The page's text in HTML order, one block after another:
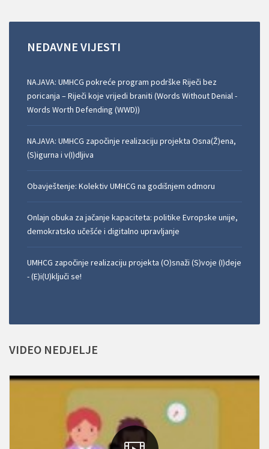
NEDAVNE VIJESTI
NAJAVA: UMHCG pokreće program podrške Riječi bez
poricanja – Riječi koje vrijedi braniti (Words Without Denial -
Words Worth Defending (WWD))
NAJAVA: UMHCG započinje realizaciju projekta Osna(Ž)ena,
(S)igurna i v(I)dljiva
Obavještenje: Kolektiv UMHCG na godišnjem odmoru
Onlajn obuka za jačanje kapaciteta: politike Evropske unije,
demokratsko učešće i digitalno upravljanje
UMHCG započinje realizaciju projekta (O)snaži (S)voje (I)deje
- (E)i(U)ključi se!
VIDEO NEDJELJE